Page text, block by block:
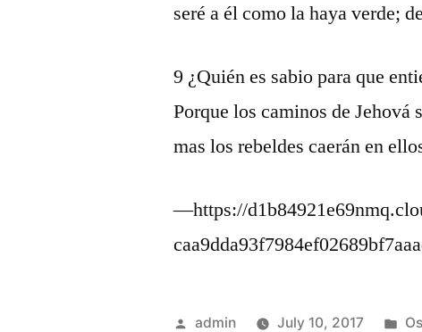
seré a él como la haya verde;
9 ¿Quién es sabio para que
Porque los caminos de Jehová
mas los rebeldes caerán en
—https://
Posted
admin July 10, 2017